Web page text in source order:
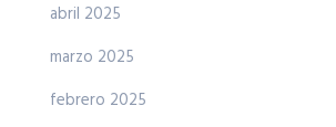
abril 2025
marzo 2025
febrero 2025